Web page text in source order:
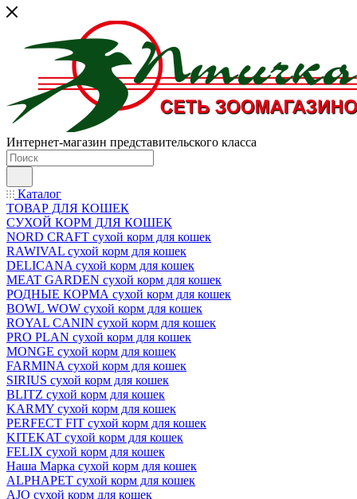
Интернет-магазин представительского класса
Каталог
ТОВАР ДЛЯ КОШЕК
СУХОЙ КОРМ ДЛЯ КОШЕК
NORD CRAFT сухой корм для кошек
RAWIVAL сухой корм для кошек
DELICANA сухой корм для кошек
MEAT GARDEN сухой корм для кошек
РОДНЫЕ КОРМА сухой корм для кошек
BOWL WOW сухой корм для кошек
ROYAL CANIN сухой корм для кошек
PRO PLAN сухой корм для кошек
MONGE сухой корм для кошек
FARMINA сухой корм для кошек
SIRIUS сухой корм для кошек
BLITZ сухой корм для кошек
KARMY сухой корм для кошек
PERFECT FIT сухой корм для кошек
KITEKAT сухой корм для кошек
FELIX сухой корм для кошек
Наша Марка сухой корм для кошек
ALPHAPET сухой корм для кошек
AJO сухой корм для кошек